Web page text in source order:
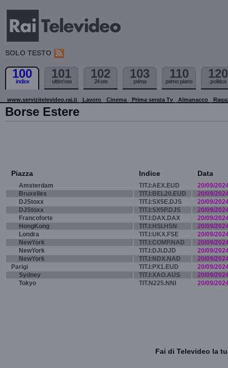
SOLO TESTO
100
indice
101
ultim'ora
102
24 ore
103
prima
110
primo piano
120
politica
www.servizitelevideo.rai.it Lavoro Cinema Prima serata Tv Almanacco
Borse Estere
Piazza Indice Data
Amsterdam TIT.I:AEX.EUD
20/09/
Bruxelles
TIT.I:BEL20.EUD
20/09/
DJStoxx
TIT.I:SX5E.DJS
20/09/
DJStoxx
TIT.I:SX5P.DJS
20/09/
Francoforte
TIT.I:DAX.DAX
20/09/
HongKong
TIT.I:HSI.HSN
20/09/
Londra
TIT.I:UKX.FSE
20/09/
NewYork
TIT.I:COMP.NAD
20/09/
NewYork
TIT.I:DJI.DJD
20/09/
NewYork
TIT.I:NDX.NAD
20/09/
Parigi
TIT.I:PX1.EUD
20/09/
Sydney
TIT.I:XAO.AUS
20/09/
Tokyo
TIT.N225.NNI 20/09/
Fai di Televideo la